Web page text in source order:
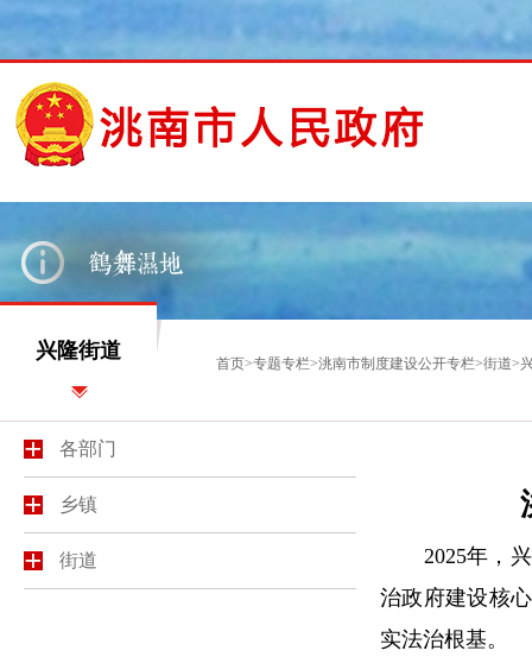
兴隆街道
首页>专题专栏>洮南市制度建设公开专栏>街道>
各部门
乡镇
街道
2025年，兴
治政府建设核
实法治根基。